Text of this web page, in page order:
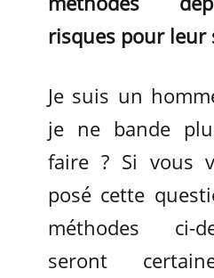
risques pour leur
Je suis un
je ne bande
faire ? Si vous
posé cette
méthodes ci-
seront